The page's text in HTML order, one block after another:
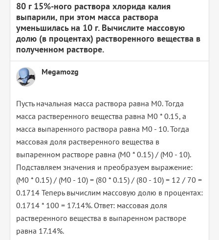
80 г 15%-ного раствора хлорида калия
выпарили, при этом масса раствора
уменьшилась на 10 г. Вычислите массовую
долю (в процентах) растворенного вещества в
полученном растворе.
Megamozg
Пусть начальная масса раствора равна M0. Тогда
масса растверенного вещества равна M0 * 0.15, а
масса выпаренного раствора равна M0 - 10. Тогда
массовая доля растверенного вещества в
выпаренном растворе равна (M0 * 0.15) / (M0 - 10).
Подставляем значения и преобразуем выражение:
(M0 * 0.15) / (M0 - 10) = (80 * 0.15) / (80 - 10) = 12 / 70 =
0.1714 Теперь вычислим массовую долю в процентах:
0.1714 * 100 = 17.14%. Ответ: массовая доля
растверенного вещества в выпаренном растворе
равна 17.14%.